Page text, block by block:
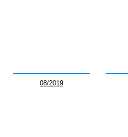
08/2019